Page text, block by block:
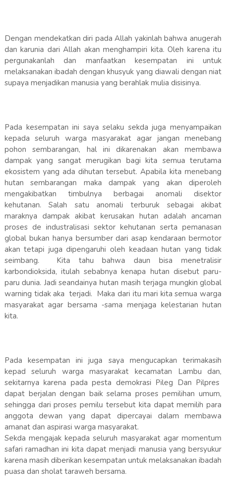
Dengan mendekatkan diri pada Allah yakinlah bahwa anugerah
dan karunia dari Allah akan menghampiri kita. Oleh karena itu
pergunakanlah dan manfaatkan kesempatan ini untuk
melaksanakan ibadah dengan khusyuk yang diawali dengan niat
supaya menjadikan manusia yang berahlak mulia disisinya.
Pada kesempatan ini saya selaku sekda juga menyampaikan
kepada seluruh warga masyarakat agar jangan menebang
pohon sembarangan, hal ini dikarenakan akan membawa
dampak yang sangat merugikan bagi kita semua terutama
ekosistem yang ada dihutan tersebut. Apabila kita menebang
hutan sembarangan maka dampak yang akan diperoleh
mengakibatkan timbulnya berbagai anomali disektor
kehutanan. Salah satu anomali terburuk sebagai akibat
maraknya dampak akibat kerusakan hutan adalah ancaman
proses de industralisasi sektor kehutanan serta pemanasan
global bukan hanya bersumber dari asap kendaraan bermotor
akan tetapi juga dipengaruhi oleh keadaan hutan yang tidak
seimbang. Kita tahu bahwa daun bisa menetralisir
karbondioksida, itulah sebabnya kenapa hutan disebut paru-
paru dunia. Jadi seandainya hutan masih terjaga mungkin global
warning tidak aka terjadi. Maka dari itu mari kita semua warga
masyarakat agar bersama -sama menjaga kelestarian hutan
kita.
Pada kesempatan ini juga saya mengucapkan terimakasih
kepad seluruh warga masyarakat kecamatan Lambu dan,
sekitarnya karena pada pesta demokrasi Pileg Dan Pilpres
dapat berjalan dengan baik selama proses pemilihan umum,
sehingga dari proses pemilu tersebut kita dapat memilih para
anggota dewan yang dapat dipercayai dalam membawa
amanat dan aspirasi warga masyarakat.
Sekda mengajak kepada seluruh masyarakat agar momentum
safari ramadhan ini kita dapat menjadi manusia yang bersyukur
karena masih diberikan kesempatan untuk melaksanakan ibadah
puasa dan sholat taraweh bersama.